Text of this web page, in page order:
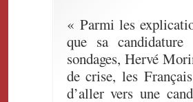
« Parmi les
que sa
sondages, Hervé
de crise, les
d’aller vers une